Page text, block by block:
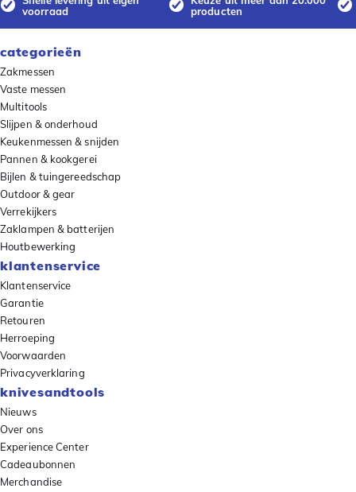
voorraad
producten
categorieën
Zakmessen
Vaste messen
Multitools
Slijpen & onderhoud
Keukenmessen & snijden
Pannen & kookgerei
Bijlen & tuingereedschap
Outdoor & gear
Verrekijkers
Zaklampen & batterijen
Houtbewerking
klantenservice
Klantenservice
Garantie
Retouren
Herroeping
Voorwaarden
Privacyverklaring
knivesandtools
Nieuws
Over ons
Experience Center
Cadeaubonnen
Merchandise